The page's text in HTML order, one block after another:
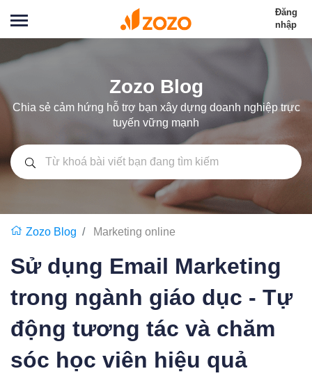
Đăng
nhập
Zozo Blog
Chia sẻ cảm hứng hỗ trợ bạn xây dựng doanh nghiệp trực
tuyến vững mạnh
Zozo Blog Marketing online
Sử dụng Email Marketing
trong ngành giáo dục - Tự
động tương tác và chăm
sóc học viên hiệu quả